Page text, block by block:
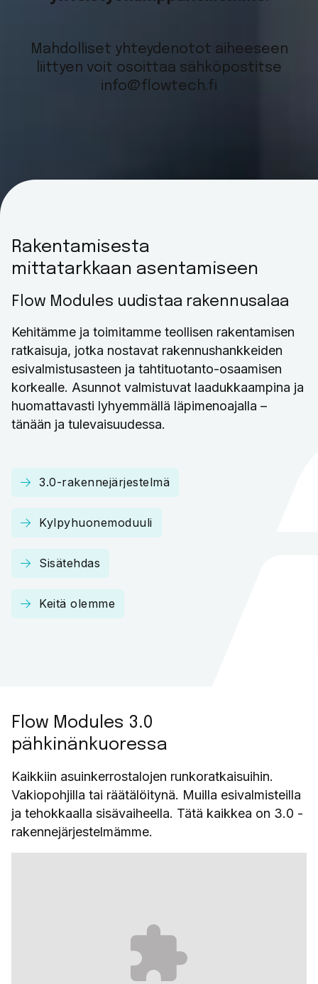
Mahdolliset yhteydenotot aiheeseen
liittyen voit osoittaa sähköpostitse
info@flowtech.fi
Rakentamisesta
mittatarkkaan asentamiseen
Flow Modules uudistaa rakennusalaa
Kehitämme ja toimitamme teollisen rakentamisen
ratkaisuja, jotka nostavat rakennushankkeiden
esivalmistusasteen ja tahtituotanto-osaamisen
korkealle. Asunnot valmistuvat laadukkaampina ja
huomattavasti lyhyemmällä läpimenoajalla –
tänään ja tulevaisuudessa.
3.0-rakennejärjestelmä
Kylpyhuonemoduuli
Sisätehdas
Keitä olemme
Flow Modules 3.0
pähkinänkuoressa
Kaikkiin asuinkerrostalojen runkoratkaisuihin.
Vakiopohjilla tai räätälöitynä. Muilla esivalmisteilla
ja tehokkaalla sisävaiheella. Tätä kaikkea on 3.0 -
rakennejärjestelmämme.